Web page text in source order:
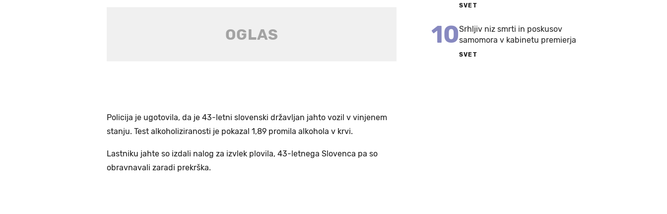
Policija je ugotovila, da je 43-letni slovenski državljan jahto vozil v vinjenem
stanju. Test alkoholiziranosti je pokazal 1,89 promila alkohola v krvi.
Lastniku jahte so izdali nalog za izvlek plovila, 43-letnega Slovenca pa so
obravnavali zaradi prekrška.
SVET
10Srhljiv niz smrti in poskusov
samomora v kabinetu premierja
SVET